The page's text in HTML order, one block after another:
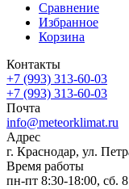
Сравнение
Избранное
Корзина
Контакты
+7 (993) 313-60-03
+7 (993) 313-60-03
Почта
info@meteorklimat.ru
Адрес
г. Краснодар, ул.
Время работы
пн-пт 8:30-18:00, сб.